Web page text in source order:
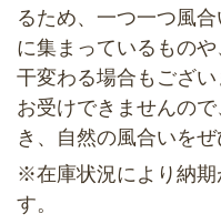
るため、一つ一つ風
に集まっているもの
干変わる場合もござ
お受けできませんの
き、自然の風合いをぜ
※在庫状況により納期
す。